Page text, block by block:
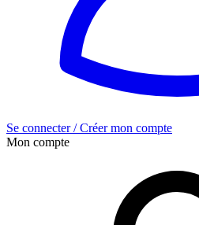
Se connecter / Créer mon compte
Mon compte